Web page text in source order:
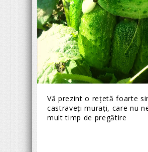
Vă prezint o rețetă foarte
castraveți murați, care nu
mult timp de pregătire